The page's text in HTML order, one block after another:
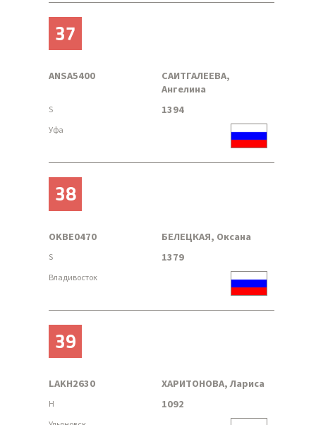
37
ANSA5400
САИТГАЛЕЕВА,
Ангелина
S 1394
Уфа
38
OKBE0470 БЕЛЕЦКАЯ, Оксана
S 1379
Владивосток
39
LAKH2630 ХАРИТОНОВА, Лариса
H 1092